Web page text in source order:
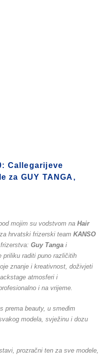
Callegarijeve
za GUY TANGA,
mojim su vodstvom na Hair
hrvatski frizerski team KANSO
Guy Tanga i
priliku raditi puno različitih
znanje i kreativnost, doživjeti
atmosferi i
i na vrijeme.
prema beauty, u smeđim
modela, svježinu i dozu
prozračni ten za sve modele,